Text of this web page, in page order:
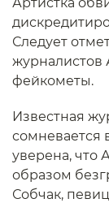
Следует
журналистов
фейкометы.
Известная
сомневается
уверена, что
образом
Собчак,